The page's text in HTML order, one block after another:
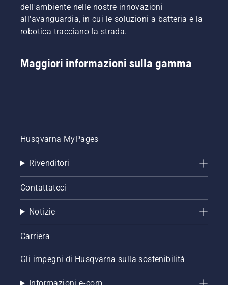
dell'ambiente nelle nostre innovazioni
all'avanguardia, in cui le soluzioni a batteria e la
robotica tracciano la strada.
Maggiori informazioni sulla gamma
Husqvarna MyPages
Rivenditori
Contattateci
Notizie
Carriera
Gli impegni di Husqvarna sulla sostenibilità